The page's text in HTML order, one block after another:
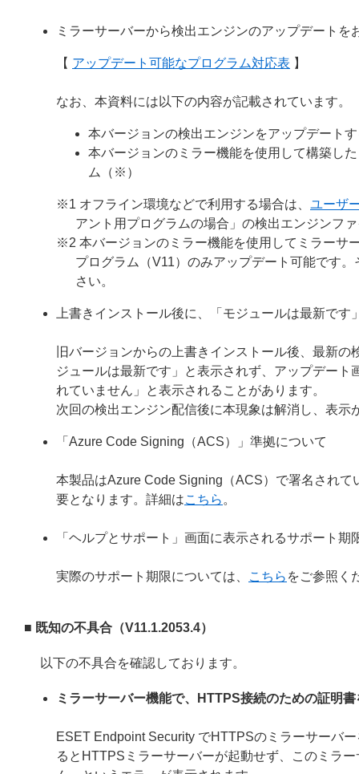
ミラーサーバーから検出エンジンのアップデート
【 アップデート可能なプログラム対応表 】
なお、本資料には以下の内容が記載されています。
本バージョンの検出エンジンをアップデート
本バージョンのミラー機能を使用して構築し
ム（※）
※1 オフライン環境などで利用する場合は、 ユーザ
アント用プログラムの場合」の検出エンジンフ
※2 本バージョンのミラー機能を使用してミラーサ
プログラム（V11）のみアップデート可能です
さい。
上書きインストール後に、「モジュールは最新です
旧バージョンからの上書きインストール後、最新
ジュールは最新です」と表示されず、アップデー
れていません」と表示されることがあります。
次回の検出エンジン配信後に本現象は解消し、表示
「Azure Code Signing（ACS）」準拠について
本製品はAzure Code Signing（ACS）で署名され
要となります。詳細はこちら 。
「ヘルプとサポート」画面に表示されるサポート
実際のサポート期限については、 こちら をご参照く
■ 既知の不具合（V11.1.2053.4）
以下の不具合を確認しております。
ミラーサーバー機能で、HTTPS接続のための証明
ESET Endpoint Security でHTTPSのミラーサーバ
るとHTTPSミラーサーバーが起動せず、このミラ